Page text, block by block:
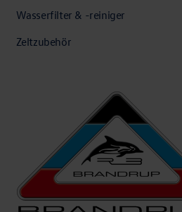
Wasserfilter & -reiniger
Zeltzubehör